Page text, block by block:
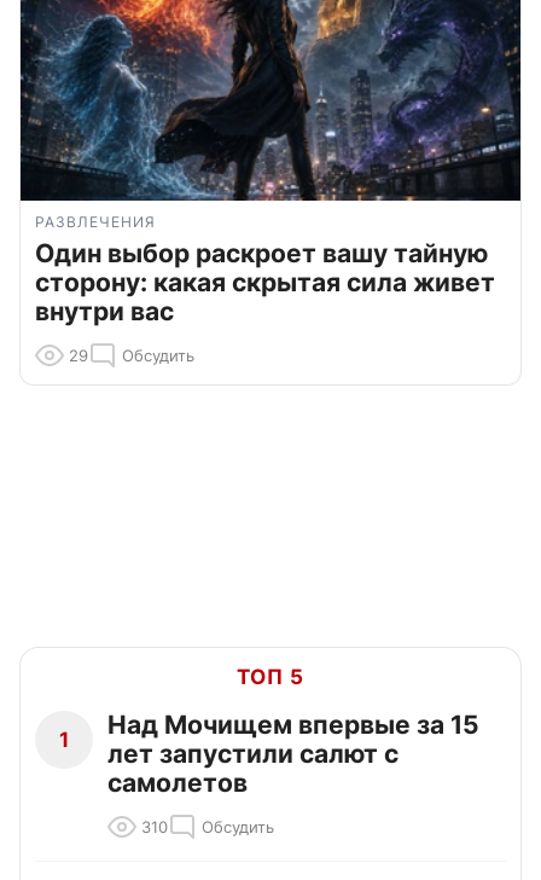
РАЗВЛЕЧЕНИЯ
Один выбор раскроет вашу тайную
сторону: какая скрытая сила живет
внутри вас
29 Обсудить
ТОП 5
1
Над Мочищем впервые за 15
лет запустили салют с
самолетов
310 Обсудить